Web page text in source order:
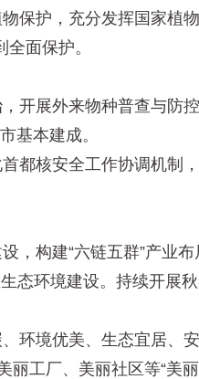
保护，充分发挥国家植
面保护。
开展外来物种普查与防
基本建成。
都核安全工作协调机制
构建“六链五群”产业布
态环境建设。持续开展
环境优美、生态宜居、
工厂、美丽社区等“美